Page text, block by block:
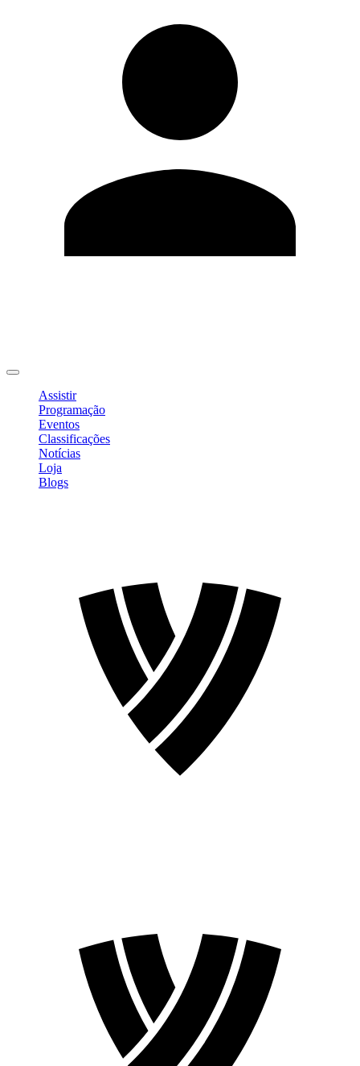
Assistir
Programação
Eventos
Classificações
Notícias
Loja
Blogs